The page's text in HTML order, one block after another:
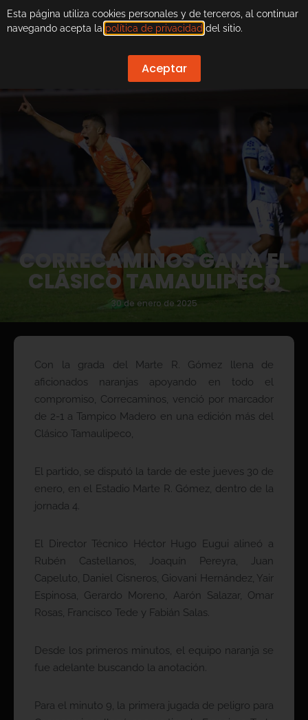
CORRECAMINOS GANA EL
CLÁSICO TAMAULIPECO
30 de enero de 2025
Con la grada del Marte R. Gómez llena de
aficionados naranjas apoyando en todo el
compromiso, Correcaminos, venció por marcador
de 2-1 a Tampico Madero en una edición más del
Clásico Tamaulipeco,
El partido, se disputó la tarde de este jueves 30 de
enero, en el Estadio Marte R. Gómez, dentro de la
jornada 4.
El Director Técnico Héctor Hugo Eugui alineó a
Rubén Castellanos, Joaquín Pereyra, Juan
Capeluto, Daniel Cisneros, Giovani Hernández, Yair
Espinosa, Gerardo Moreno, Aarón Salazar, Omar
Rosas, Francisco Tede y Fabián Salas.
Desde los primeros minutos, el equipo naranja se
fue adelante buscando la anotación.
Para el minuto 9, la primera jugada de peligro para
Esta página utiliza cookies personales y de terceros, al continuar
navegando acepta la política de privacidad del sitio.
Aceptar